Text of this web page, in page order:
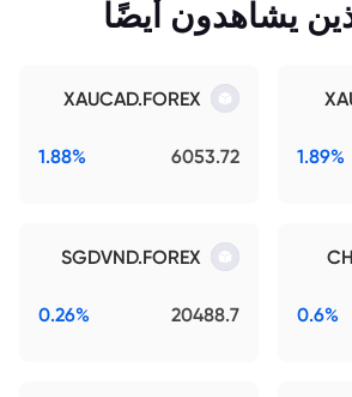
يشاهدون أيضًا
1.89%
XAUCAD.FOREX
6053.72
1.88%
0.6%
SGDVND.FOREX
20488.7
0.26%